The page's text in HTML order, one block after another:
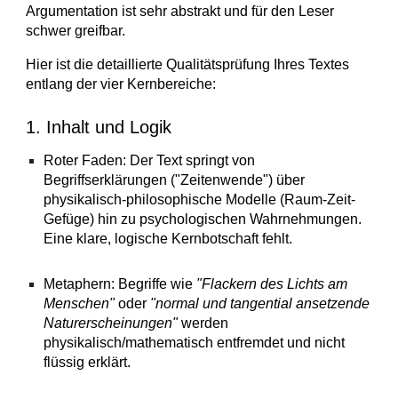
Argumentation ist sehr abstrakt und für den Leser
schwer greifbar.
Hier ist die detaillierte Qualitätsprüfung Ihres Textes
entlang der vier Kernbereiche:
1. Inhalt und Logik
Roter Faden: Der Text springt von
Begriffserklärungen ("Zeitenwende") über
physikalisch-philosophische Modelle (Raum-Zeit-
Gefüge) hin zu psychologischen Wahrnehmungen.
Eine klare, logische Kernbotschaft fehlt.
Metaphern: Begriffe wie "Flackern des Lichts am
Menschen"oder "normal und tangential ansetzende
Naturerscheinungen"werden
physikalisch/mathematisch entfremdet und nicht
flüssig erklärt.